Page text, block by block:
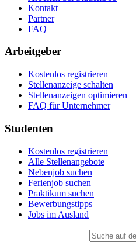
Kontakt
Partner
FAQ
Arbeitgeber
Kostenlos registrieren
Stellenanzeige schalten
Stellenanzeigen optimieren
FAQ für Unternehmer
Studenten
Kostenlos registrieren
Alle Stellenangebote
Nebenjob suchen
Ferienjob suchen
Praktikum suchen
Bewerbungstipps
Jobs im Ausland